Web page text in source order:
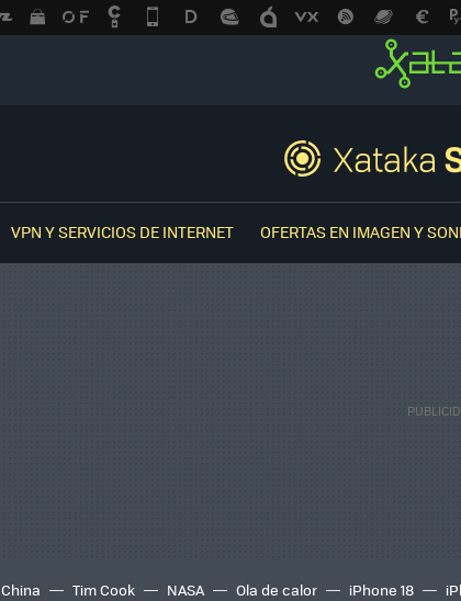
VPN Y SERVICIOS DE INTERNET OFERTAS EN IMAGEN Y
China Tim Cook NASA Ola de calor iPhone 18